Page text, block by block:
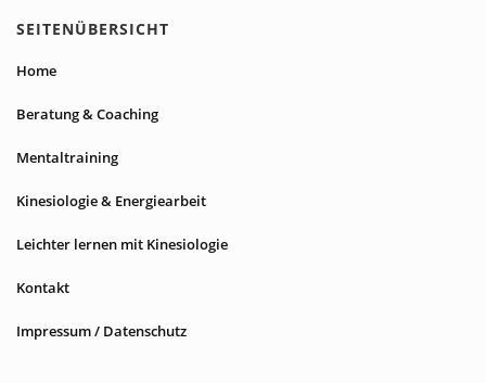
SEITENÜBERSICHT
Home
Beratung & Coaching
Mentaltraining
Kinesiologie & Energiearbeit
Leichter lernen mit Kinesiologie
Kontakt
Impressum / Datenschutz